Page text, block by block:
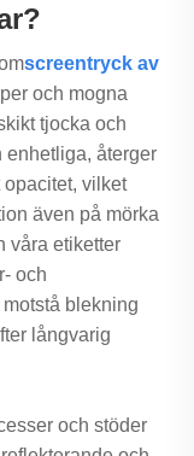
screentryck av
och mogna
tjocka och
enhetliga, återger
vilket
även på mörka
våra etiketter
och
blekning
långvarig
och stöder